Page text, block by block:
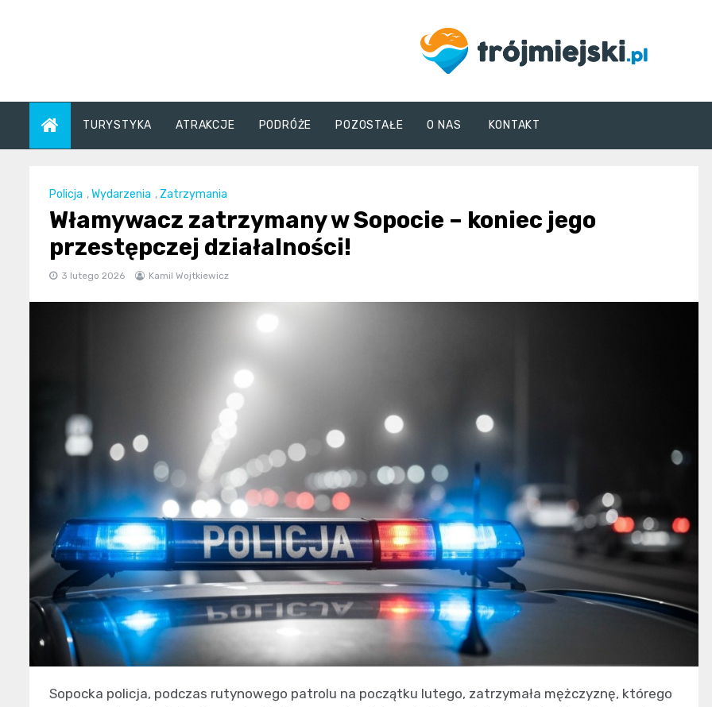
trojmiejski.pl
TURYSTYKA ATRAKCJE PODRÓŻE POZOSTAŁE O NAS KONTAKT
Policja ,Wydarzenia , Zatrzymania
Włamywacz zatrzymany w Sopocie – koniec jego
przestępczej działalności!
3 lutego 2026 Kamil Wojtkiewicz
Sopocka policja, podczas rutynowego patrolu na początku lutego, zatrzymała mężczyznę, którego